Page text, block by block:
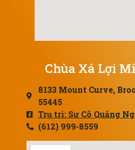
Chùa Xá Lợi
8133 Mount Curve,
55445
Trụ trì: Sư Cô Quảng
(612) 999-8559